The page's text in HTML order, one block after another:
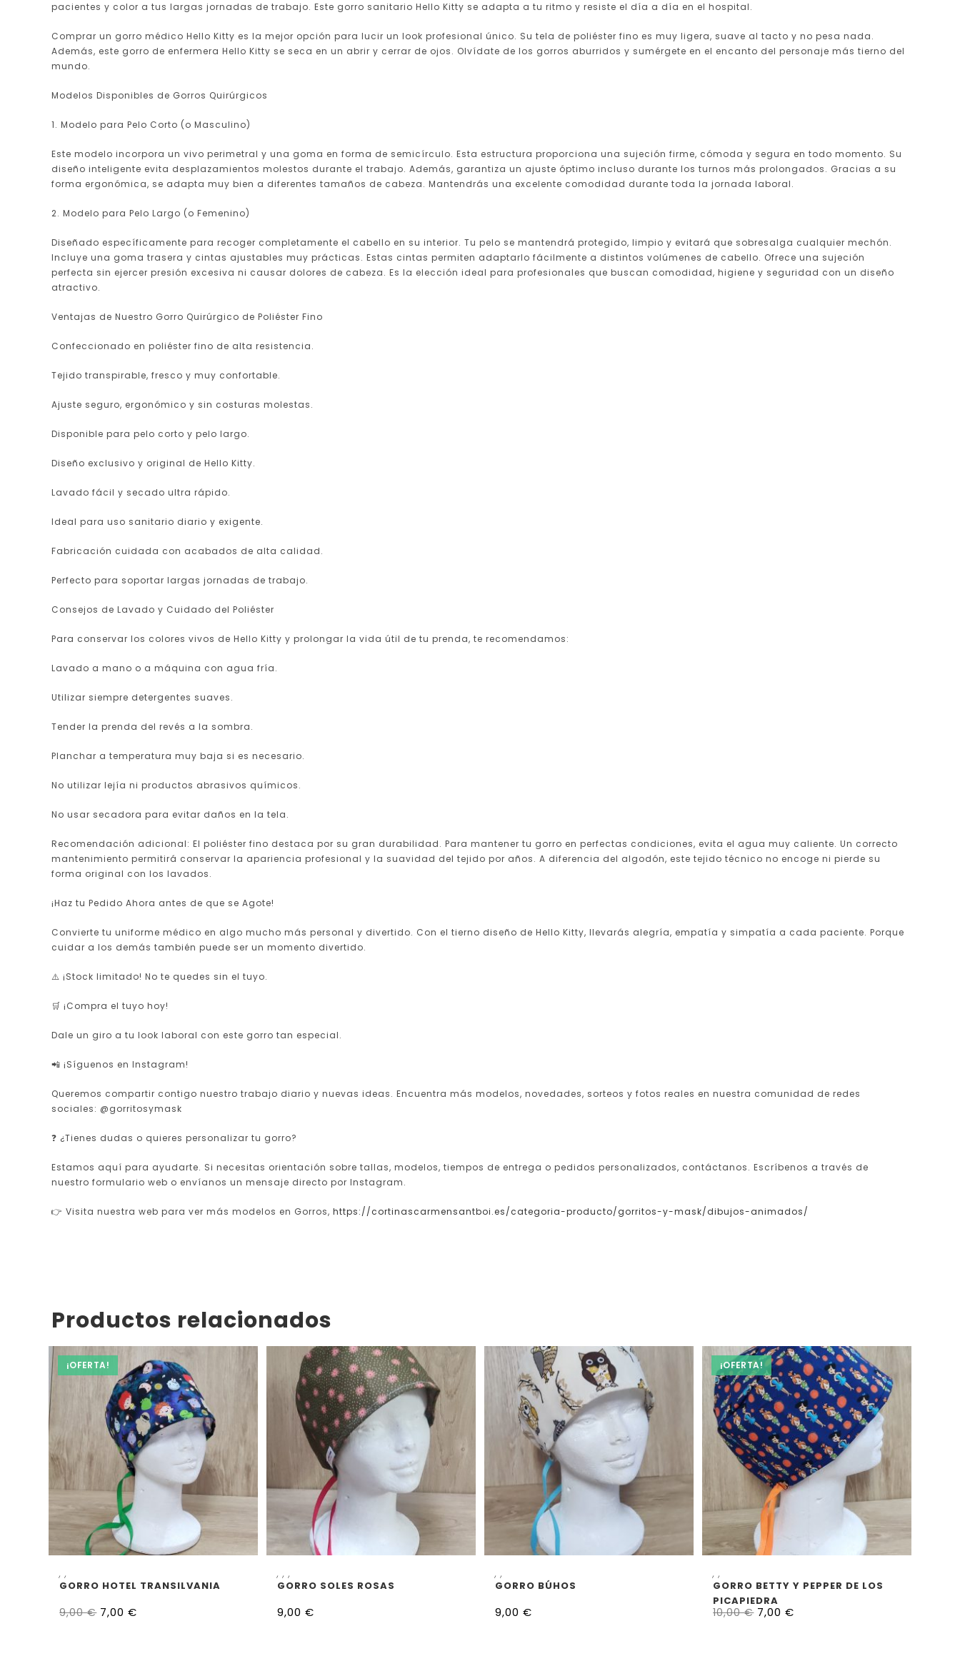
pacientes y color a tus largas jornadas de trabajo. Este gorro sanitario Hello Kitty se adapta a tu ritmo y resiste el día a día en el hospital.
Comprar un gorro médico Hello Kitty es la mejor opción para lucir un look profesional único. Su tela de poliéster fino es muy ligera, suave al tacto y no pesa nada.
Además, este gorro de enfermera Hello Kitty se seca en un abrir y cerrar de ojos. Olvídate de los gorros aburridos y sumérgete en el encanto del personaje más tierno del
mundo.
Modelos Disponibles de Gorros Quirúrgicos
1. Modelo para Pelo Corto (o Masculino)
Este modelo incorpora un vivo perimetral y una goma en forma de semicírculo. Esta estructura proporciona una sujeción firme, cómoda y segura en todo momento. Su
diseño inteligente evita desplazamientos molestos durante el trabajo. Además, garantiza un ajuste óptimo incluso durante los turnos más prolongados. Gracias a su
forma ergonómica, se adapta muy bien a diferentes tamaños de cabeza. Mantendrás una excelente comodidad durante toda la jornada laboral.
2. Modelo para Pelo Largo (o Femenino)
Diseñado específicamente para recoger completamente el cabello en su interior. Tu pelo se mantendrá protegido, limpio y evitará que sobresalga cualquier mechón.
Incluye una goma trasera y cintas ajustables muy prácticas. Estas cintas permiten adaptarlo fácilmente a distintos volúmenes de cabello. Ofrece una sujeción
perfecta sin ejercer presión excesiva ni causar dolores de cabeza. Es la elección ideal para profesionales que buscan comodidad, higiene y seguridad con un diseño
atractivo.
Ventajas de Nuestro Gorro Quirúrgico de Poliéster Fino
Confeccionado en poliéster fino de alta resistencia.
Tejido transpirable, fresco y muy confortable.
Ajuste seguro, ergonómico y sin costuras molestas.
Disponible para pelo corto y pelo largo.
Diseño exclusivo y original de Hello Kitty.
Lavado fácil y secado ultra rápido.
Ideal para uso sanitario diario y exigente.
Fabricación cuidada con acabados de alta calidad.
Perfecto para soportar largas jornadas de trabajo.
Consejos de Lavado y Cuidado del Poliéster
Para conservar los colores vivos de Hello Kitty y prolongar la vida útil de tu prenda, te recomendamos:
Lavado a mano o a máquina con agua fría.
Utilizar siempre detergentes suaves.
Tender la prenda del revés a la sombra.
Planchar a temperatura muy baja si es necesario.
No utilizar lejía ni productos abrasivos químicos.
No usar secadora para evitar daños en la tela.
Recomendación adicional: El poliéster fino destaca por su gran durabilidad. Para mantener tu gorro en perfectas condiciones, evita el agua muy caliente. Un correcto
mantenimiento permitirá conservar la apariencia profesional y la suavidad del tejido por años. A diferencia del algodón, este tejido técnico no encoge ni pierde su
forma original con los lavados.
¡Haz tu Pedido Ahora antes de que se Agote!
Convierte tu uniforme médico en algo mucho más personal y divertido. Con el tierno diseño de Hello Kitty, llevarás alegría, empatía y simpatía a cada paciente. Porque
cuidar a los demás también puede ser un momento divertido.
⚠️ ¡Stock limitado! No te quedes sin el tuyo.
🛒 ¡Compra el tuyo hoy!
Dale un giro a tu look laboral con este gorro tan especial.
📲 ¡Síguenos en Instagram!
Queremos compartir contigo nuestro trabajo diario y nuevas ideas. Encuentra más modelos, novedades, sorteos y fotos reales en nuestra comunidad de redes
sociales: @gorritosymask
❓ ¿Tienes dudas o quieres personalizar tu gorro?
Estamos aquí para ayudarte. Si necesitas orientación sobre tallas, modelos, tiempos de entrega o pedidos personalizados, contáctanos. Escríbenos a través de
nuestro formulario web o envíanos un mensaje directo por Instagram.
👉 Visita nuestra web para ver más modelos en Gorros, https://cortinascarmensantboi.es/categoria-producto/gorritos-y-mask/dibujos-animados/
Productos relacionados
¡OFERTA!
,,
GORRO HOTEL TRANSILVANIA
9,00€ 7,00€
,,,
GORRO SOLES ROSAS
9,00€
,,
GORRO BÚHOS
9,00€
¡OFERTA!
,,
GORRO BETTY Y PEPPER DE LOS
PICAPIEDRA
10,00€ 7,00€